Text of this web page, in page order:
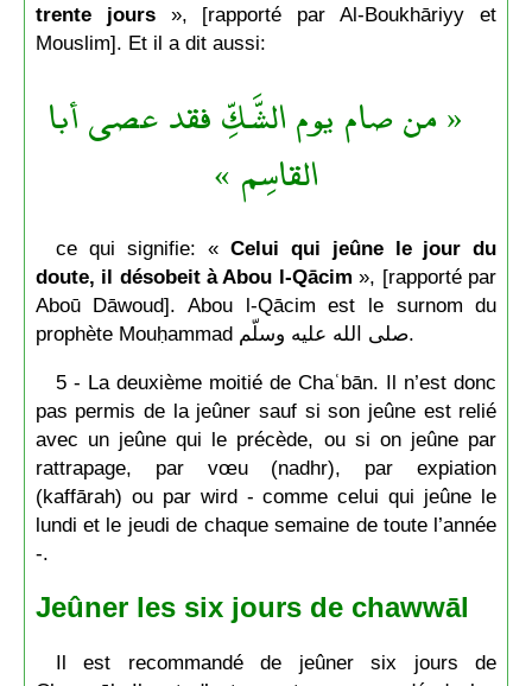
trente jours », [rapporté par Al-Boukhāriyy et
Mouslim]. Et il a dit aussi:
« من صام يوم الشَّكِّ فقد عصى أبا
القاسِم »
ce qui signifie: «Celui qui jeûne le jour du
doute, il désobeit à Abou l-Qācim», [rapporté par
Aboū Dāwoud]. Abou l-Qācim est le surnom du
prophète Mouḥammad صلى الله عليه وسلّم.
5 - La deuxième moitié de Chaʿbān. Il n’est donc
pas permis de la jeûner sauf si son jeûne est relié
avec un jeûne qui le précède, ou si on jeûne par
rattrapage, par vœu (nadhr), par expiation
(kaffārah) ou par wird - comme celui qui jeûne le
lundi et le jeudi de chaque semaine de toute l’année
-.
Jeûner les six jours de chawwāl
Il est recommandé de jeûner six jours de